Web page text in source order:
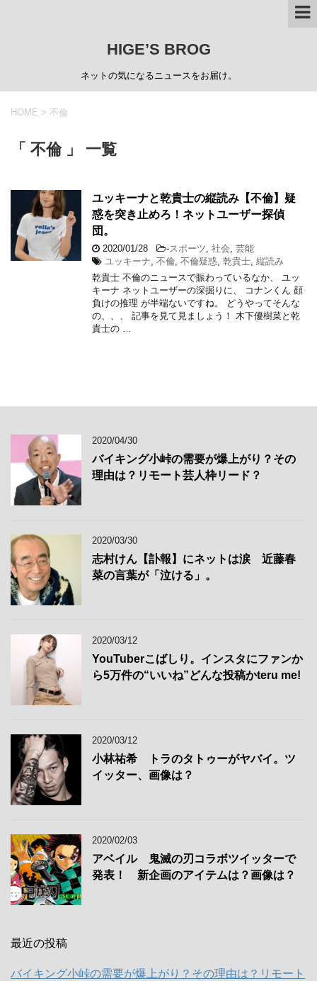
HIGE’S BROG
ネットの気になるニュースをお届け。
HOME > 不倫
「 不倫 」 一覧
ユッキーナと乾貴士の縦読み【不倫】疑
惑を突き止めろ！ネットユーザー探偵
団。
2020/01/28 -スポーツ 社会 芸能
ユッキーナ 不倫 不倫疑惑 乾貴士 縦読み
乾貴士 不倫のニュースで賑わっているなか、 ユッ
キーナ ネットユーザーの深掘りに、 コナンくん 顔
負けの推理 が半端ないですね。 どうやってそんな
の、、、 記事を見て見ましょう！ 木下優樹菜と乾
貴士の …
2020/04/30
バイキング小峠の需要が爆上がり？その
理由は？リモート芸人枠リード？
2020/03/30
志村けん【訃報】にネットは涙 近藤春
菜の言葉が「泣ける」。
2020/03/12
YouTuberこばしり。インスタにファンか
ら5万件の“いいね”どんな投稿かteru me!
2020/03/12
小林祐希 トラのタトゥーがヤバイ。ツ
イッター、画像は？
2020/02/03
アベイル 鬼滅の刃コラボツイッターで
発表！ 新企画のアイテムは？画像は？
最近の投稿
バイキング小峠の需要が爆上がり？その理由は？リモート